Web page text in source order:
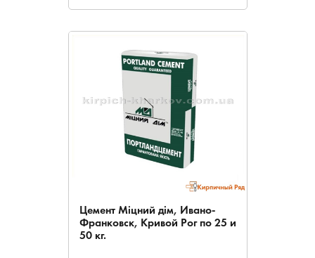
Цемент Міцний дім, Ивано-
Франковск, Кривой Рог по 25 и
50 кг.